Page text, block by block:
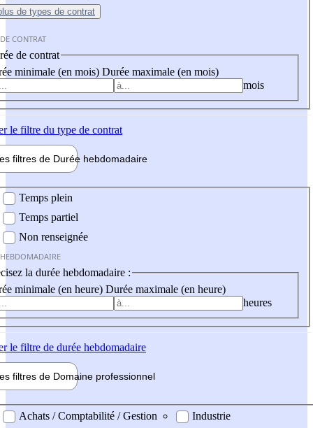
de types de contrat
CONTRAT
de contrat
minimale (en mois) Durée maximale (en mois)
mois
le filtre du type de contrat
filtres de Durée hebdomadaire
Temps plein
Temps partiel
Non renseignée
la durée hebdomadaire :
minimale (en heure) Durée maximale (en heure)
heures
le filtre de durée hebdomadaire
filtres de Domaine professionnel
professionel
Achats / Comptabilité / Gestion
Industrie